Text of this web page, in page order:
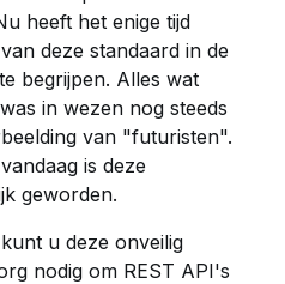
heeft het enige tijd
deze standaard in de
begrijpen. Alles wat
in wezen nog steeds
van "futuristen".
is deze
geworden.
u deze onveilig
nodig om REST API's